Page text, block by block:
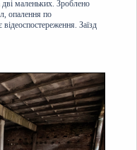
маленьких. Зроблено
опалення по
Заїзд